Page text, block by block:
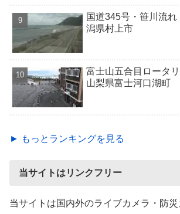
国道345号・笹川流
潟県村上市
富士山五合目ロータ
山梨県富士河口湖町
► もっとランキングを見る
当サイトはリンクフリー
当サイトは国内外のライブカメラ・防